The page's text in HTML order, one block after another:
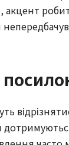
акцент